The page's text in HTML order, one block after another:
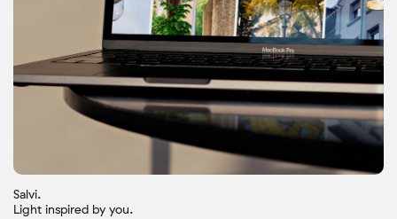
Salvi.
Light inspired by you.